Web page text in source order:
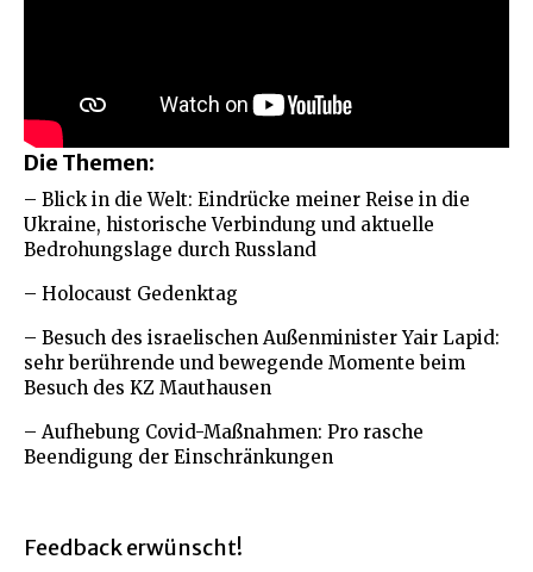
Die Themen:
– Blick in die Welt: Eindrücke meiner Reise in die
Ukraine, historische Verbindung und aktuelle
Bedrohungslage durch Russland
– Holocaust Gedenktag
– Besuch des israelischen Außenminister Yair Lapid:
sehr berührende und bewegende Momente beim
Besuch des KZ Mauthausen
– Aufhebung Covid-Maßnahmen: Pro rasche
Beendigung der Einschränkungen
Feedback erwünscht!